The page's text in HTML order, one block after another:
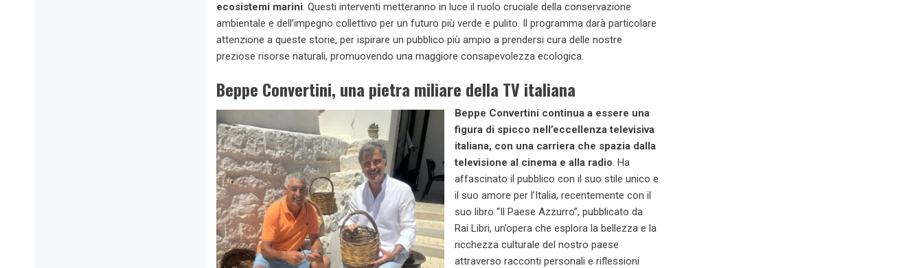
ecosistemi marini. Questi interventi metteranno in luce il ruolo cruciale della conservazione
ambientale e dell’impegno collettivo per un futuro più verde e pulito. Il programma darà particolare
attenzione a queste storie, per ispirare un pubblico più ampio a prendersi cura delle nostre
preziose risorse naturali, promuovendo una maggiore consapevolezza ecologica.
Beppe Convertini, una pietra miliare della TV italiana
Beppe Convertini continua a essere una
figura di spicco nell’eccellenza televisiva
italiana, con una carriera che spazia dalla
televisione al cinema e alla radio. Ha
affascinato il pubblico con il suo stile unico e
il suo amore per l’Italia, recentemente con il
suo libro “Il Paese Azzurro”, pubblicato da
Rai Libri, un’opera che esplora la bellezza e la
ricchezza culturale del nostro paese
attraverso racconti personali e riflessioni